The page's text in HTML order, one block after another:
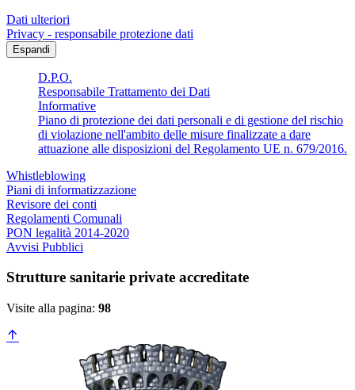
Dati ulteriori
Privacy - responsabile protezione dati
Espandi
D.P.O.
Responsabile Trattamento dei Dati
Informative
Piano di protezione dei dati personali e di gestione del rischio
di violazione nell'ambito delle misure finalizzate a dare
attuazione alle disposizioni del Regolamento UE n. 679/2016.
Whistleblowing
Piani di informatizzazione
Revisore dei conti
Regolamenti Comunali
PON legalità 2014-2020
Avvisi Pubblici
Strutture sanitarie private accreditate
Visite alla pagina: 98